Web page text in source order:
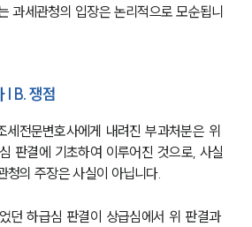
과세관청의 입장은 논리적으로 모순됩니
| B. 쟁점
세전문변호사에게 내려진 부과처분은 위
판결에 기초하여 이루어진 것으로, 사실
청의 주장은 사실이 아닙니다.
던 하급심 판결이 상급심에서 위 판결과